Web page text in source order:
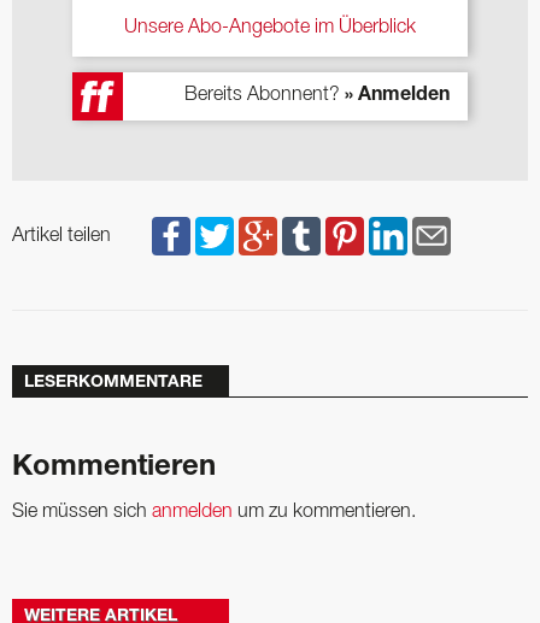
Unsere Abo-Angebote im Überblick
Bereits Abonnent? » Anmelden
Artikel teilen
LESERKOMMENTARE
Kommentieren
Sie müssen sich anmelden um zu kommentieren.
WEITERE ARTIKEL